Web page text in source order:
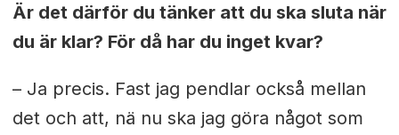
Är det därför du tänker att du ska sluta när
du är klar? För då har du inget kvar?
– Ja precis. Fast jag pendlar också mellan
det och att, nä nu ska jag göra något som